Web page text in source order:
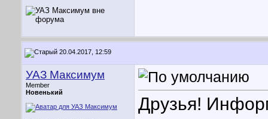
20.04.2017, 12:59
УАЗ Максимум
Member
Новенький
Друзья!